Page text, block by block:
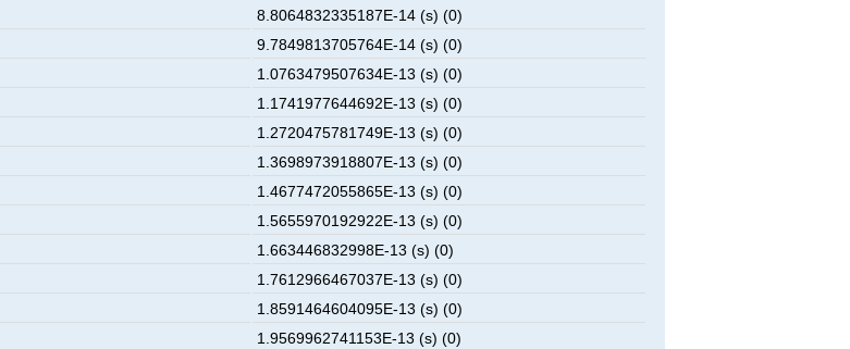
8.8064832335187E-14 (s) (0)
9.7849813705764E-14 (s) (0)
1.0763479507634E-13 (s) (0)
1.1741977644692E-13 (s) (0)
1.2720475781749E-13 (s) (0)
1.3698973918807E-13 (s) (0)
1.4677472055865E-13 (s) (0)
1.5655970192922E-13 (s) (0)
1.663446832998E-13 (s) (0)
1.7612966467037E-13 (s) (0)
1.8591464604095E-13 (s) (0)
1.9569962741153E-13 (s) (0)